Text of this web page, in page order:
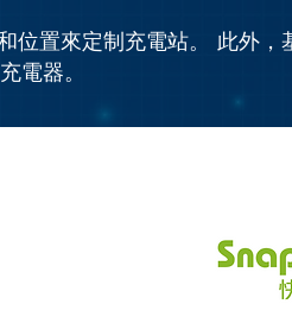
位置來定制充電站。 此外，
電器。